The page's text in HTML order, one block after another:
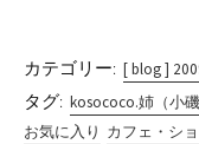
カテゴリー: [ blog ]
タグ: kosococo.姉（小磯
お気に入り カフェ・シ